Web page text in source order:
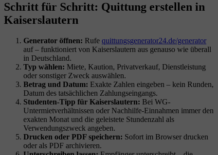
Schritt für Schritt: Quittung erstellen in
Kaiserslautern
Generator öffnen: Rufe quittungsgenerator24.de/generator
auf – funktioniert von Kaiserslautern aus genauso wie überall
in Deutschland.
Typ wählen: Miete, Kaution, Privatverkauf, Dienstleistung
oder sonstiger Zweck auswählen.
Betrag und Datum: Exakte Zahlen eingeben – kein Runden,
Datum des tatsächlichen Zahlungseingangs.
Studenten-Tipp für Kaiserslautern: Bei WG-
Untermietverhältnissen oder Nachhilfe-Einnahmen immer den
exakten Monat und die geleistete Stundenzahl als
Verwendungszweck angeben.
Drucken oder PDF speichern: Sofort im Browser drucken
oder als PDF archivieren.